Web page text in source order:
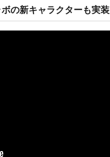
の新キャラクターも実装